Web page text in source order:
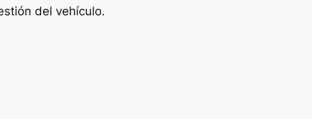
del vehículo.